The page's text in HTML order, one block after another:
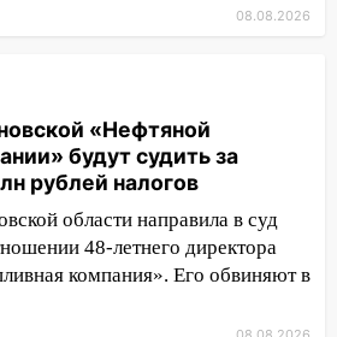
поваленные деревья,
и остановившиеся
накрыл крупный град:
снова уходит под
взяла на контроль
ребёнком на улице
08.08.2026
«Нефтяной
будут судить за
рублей налогов
области направила в суд
48-летнего директора
компания». Его обвиняют в